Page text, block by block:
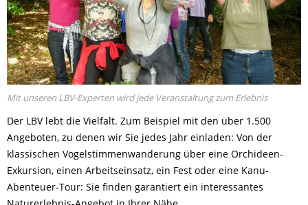
Mit unseren LBV-Experten wird jede Veranstaltung zum Erlebnis
Der LBV lebt die Vielfalt. Zum Beispiel mit den über 1.500
Angeboten, zu denen wir Sie jedes Jahr einladen: Von der
klassischen Vogelstimmenwanderung über eine Orchideen-
Exkursion, einen Arbeitseinsatz, ein Fest oder eine Kanu-
Abenteuer-Tour: Sie finden garantiert ein interessantes